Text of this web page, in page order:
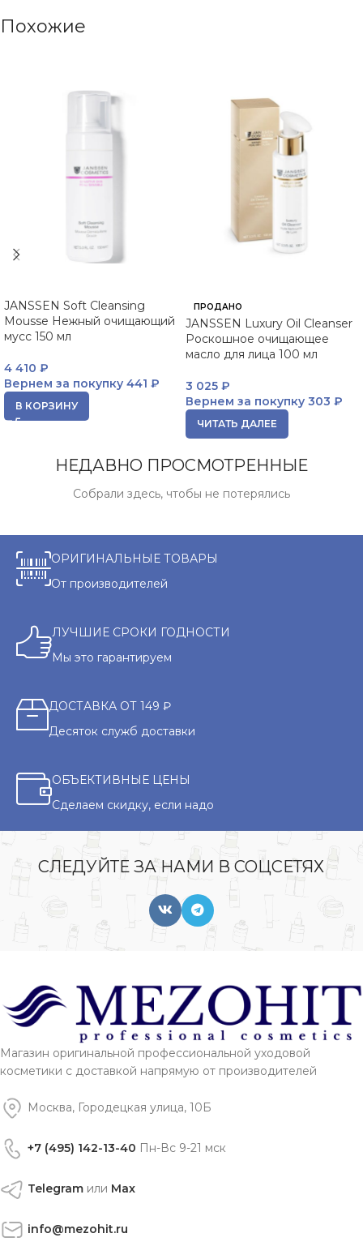
Похожие
JANSSEN Soft Cleansing
Mousse Нежный очищающий
мусс 150 мл
4 410 ₽
Вернем за покупку 441 ₽
В КОРЗИНУ
ПРОДАНО
JANSSEN Luxury Oil Cleanser
Роскошное очищающее
масло для лица 100 мл
3 025 ₽
Вернем за покупку 303 ₽
ЧИТАТЬ ДАЛЕЕ
НЕДАВНО ПРОСМОТРЕННЫЕ
Собрали здесь, чтобы не потерялись
ОРИГИНАЛЬНЫЕ ТОВАРЫ
От производителей
ЛУЧШИЕ СРОКИ ГОДНОСТИ
Мы это гарантируем
ДОСТАВКА ОТ 149 ₽
Десяток служб доставки
ОБЪЕКТИВНЫЕ ЦЕНЫ
Сделаем скидку, если надо
СЛЕДУЙТЕ ЗА НАМИ В СОЦСЕТЯХ
Магазин оригинальной профессиональной уходовой
косметики с доставкой напрямую от производителей
Москва, Городецкая улица, 10Б
+7 (495) 142-13-40 Пн-Вс 9-21 мск
Telegram или Max
info@mezohit.ru